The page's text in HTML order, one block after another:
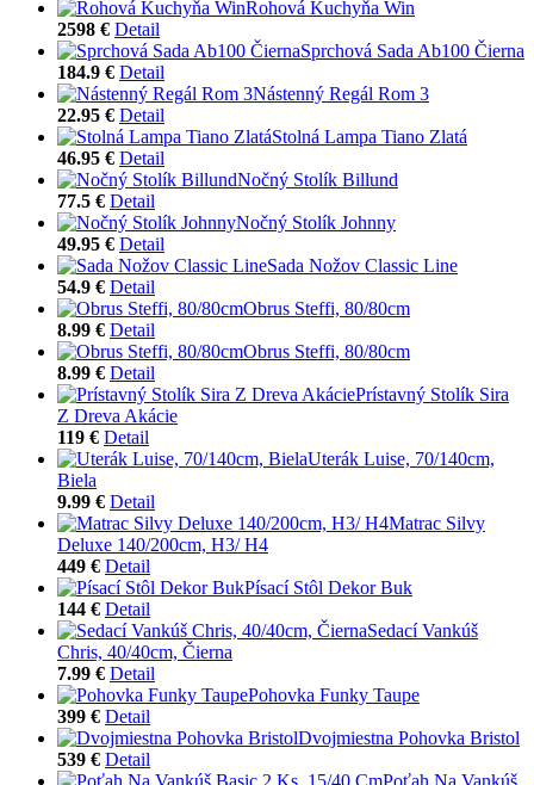
Rohová Kuchyňa Win
2598 € Detail
Sprchová Sada Ab100 Čierna
184.9 € Detail
Nástenný Regál Rom 3
22.95 € Detail
Stolná Lampa Tiano Zlatá
46.95 € Detail
Nočný Stolík Billund
77.5 € Detail
Nočný Stolík Johnny
49.95 € Detail
Sada Nožov Classic Line
54.9 € Detail
Obrus Steffi, 80/80cm
8.99 € Detail
Obrus Steffi, 80/80cm
8.99 € Detail
Prístavný Stolík Sira
Z Dreva Akácie
119 € Detail
Uterák Luise, 70/140cm,
Biela
9.99 € Detail
Matrac Silvy
Deluxe 140/200cm, H3/ H4
449 € Detail
Písací Stôl Dekor Buk
144 € Detail
Sedací Vankúš
Chris, 40/40cm, Čierna
7.99 € Detail
Pohovka Funky Taupe
399 € Detail
Dvojmiestna Pohovka Bristol
539 € Detail
Poťah Na Vankúš